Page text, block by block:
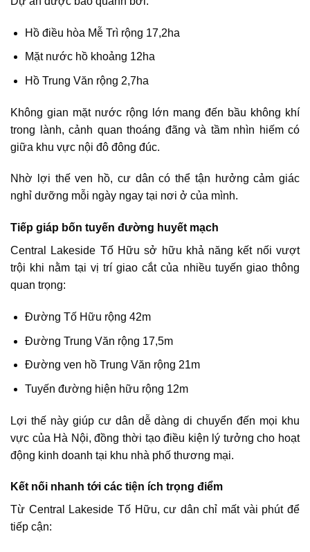
Hồ điều hòa Mễ Trì rộng 17,2ha
Mặt nước hồ khoảng 12ha
Hồ Trung Văn rộng 2,7ha
Không gian mặt nước rộng lớn mang đến bầu không khí
trong lành, cảnh quan thoáng đãng và tầm nhìn hiếm có
giữa khu vực nội đô đông đúc.
Nhờ lợi thế ven hồ, cư dân có thể tận hưởng cảm giác
nghỉ dưỡng mỗi ngày ngay tại nơi ở của mình.
Tiếp giáp bốn tuyến đường huyết mạch
Central Lakeside Tố Hữu sở hữu khả năng kết nối vượt
trội khi nằm tại vị trí giao cắt của nhiều tuyến giao thông
quan trọng:
Đường Tố Hữu rộng 42m
Đường Trung Văn rộng 17,5m
Đường ven hồ Trung Văn rộng 21m
Tuyến đường hiện hữu rộng 12m
Lợi thế này giúp cư dân dễ dàng di chuyển đến mọi khu
vực của Hà Nội, đồng thời tạo điều kiện lý tưởng cho hoạt
động kinh doanh tại khu nhà phố thương mại.
Kết nối nhanh tới các tiện ích trọng điểm
Từ Central Lakeside Tố Hữu, cư dân chỉ mất vài phút để
tiếp cận: